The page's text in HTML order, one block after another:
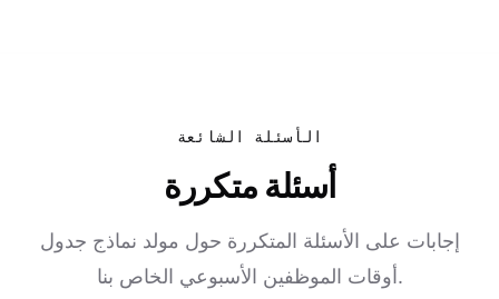
الأسئلة الشائعة
أسئلة متكررة
إجابات على الأسئلة المتكررة حول مولد نماذج جدول
أوقات الموظفين الأسبوعي الخاص بنا.